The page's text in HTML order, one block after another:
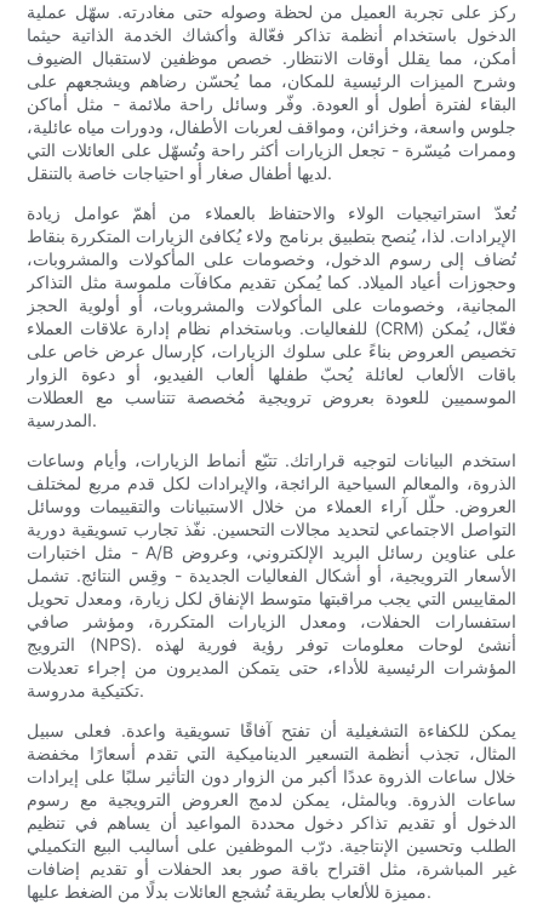
ركز على تجربة العميل من لحظة وصوله حتى مغادرته. سهّل عملية
الدخول باستخدام أنظمة تذاكر فعّالة وأكشاك الخدمة الذاتية حيثما
أمكن، مما يقلل أوقات الانتظار. خصص موظفين لاستقبال الضيوف
وشرح الميزات الرئيسية للمكان، مما يُحسّن رضاهم ويشجعهم على
البقاء لفترة أطول أو العودة. وفّر وسائل راحة ملائمة - مثل أماكن
جلوس واسعة، وخزائن، ومواقف لعربات الأطفال، ودورات مياه عائلية،
وممرات مُيسّرة - تجعل الزيارات أكثر راحة وتُسهّل على العائلات التي
لديها أطفال صغار أو احتياجات خاصة بالتنقل.
تُعدّ استراتيجيات الولاء والاحتفاظ بالعملاء من أهمّ عوامل زيادة
الإيرادات. لذا، يُنصح بتطبيق برنامج ولاء يُكافئ الزيارات المتكررة بنقاط
تُضاف إلى رسوم الدخول، وخصومات على المأكولات والمشروبات،
وحجوزات أعياد الميلاد. كما يُمكن تقديم مكافآت ملموسة مثل التذاكر
المجانية، وخصومات على المأكولات والمشروبات، أو أولوية الحجز
للفعاليات. وباستخدام نظام إدارة علاقات العملاء (CRM) فعّال، يُمكن
تخصيص العروض بناءً على سلوك الزيارات، كإرسال عرض خاص على
باقات الألعاب لعائلة يُحبّ طفلها ألعاب الفيديو، أو دعوة الزوار
الموسميين للعودة بعروض ترويجية مُخصصة تتناسب مع العطلات
المدرسية.
استخدم البيانات لتوجيه قراراتك. تتبّع أنماط الزيارات، وأيام وساعات
الذروة، والمعالم السياحية الرائجة، والإيرادات لكل قدم مربع لمختلف
العروض. حلّل آراء العملاء من خلال الاستبيانات والتقييمات ووسائل
التواصل الاجتماعي لتحديد مجالات التحسين. نفّذ تجارب تسويقية دورية
- مثل اختبارات A/B على عناوين رسائل البريد الإلكتروني، وعروض
الأسعار الترويجية، أو أشكال الفعاليات الجديدة - وقِس النتائج. تشمل
المقاييس التي يجب مراقبتها متوسط ​​الإنفاق لكل زيارة، ومعدل تحويل
استفسارات الحفلات، ومعدل الزيارات المتكررة، ومؤشر صافي
الترويج (NPS). أنشئ لوحات معلومات توفر رؤية فورية لهذه
المؤشرات الرئيسية للأداء، حتى يتمكن المديرون من إجراء تعديلات
تكتيكية مدروسة.
يمكن للكفاءة التشغيلية أن تفتح آفاقًا تسويقية واعدة. فعلى سبيل
المثال، تجذب أنظمة التسعير الديناميكية التي تقدم أسعارًا مخفضة
خلال ساعات الذروة عددًا أكبر من الزوار دون التأثير سلبًا على إيرادات
ساعات الذروة. وبالمثل، يمكن لدمج العروض الترويجية مع رسوم
الدخول أو تقديم تذاكر دخول محددة المواعيد أن يساهم في تنظيم
الطلب وتحسين الإنتاجية. درّب الموظفين على أساليب البيع التكميلي
غير المباشرة، مثل اقتراح باقة صور بعد الحفلات أو تقديم إضافات
مميزة للألعاب بطريقة تُشجع العائلات بدلًا من الضغط عليها.